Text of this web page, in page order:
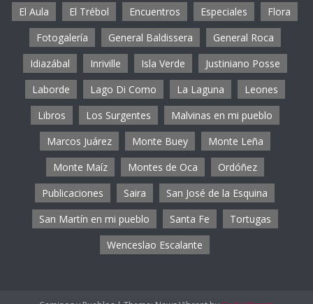
El Aula
El Trébol Encuentros Especiales
Flora
Fotogalería
General Baldissera
General Roca
Idiazábal
Inriville Isla Verde
Justiniano Posse
Laborde
Lago Di Como La Laguna
Leones
Libros
Los Surgentes
Malvinas en mi pueblo
Marcos Juárez
Monte Buey
Monte Leña
Monte Maíz
Montes de Oca
Ordóñez
Publicaciones
Saira
San José de la Esquina
San Martín en mi pueblo
Santa Fe
Tortugas
Wenceslao Escalante